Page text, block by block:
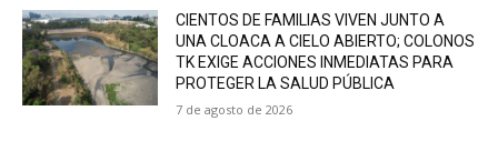
CIENTOS DE FAMILIAS VIVEN JUNTO A
UNA CLOACA A CIELO ABIERTO; COLONOS
TK EXIGE ACCIONES INMEDIATAS PARA
PROTEGER LA SALUD PÚBLICA
7 de agosto de 2026